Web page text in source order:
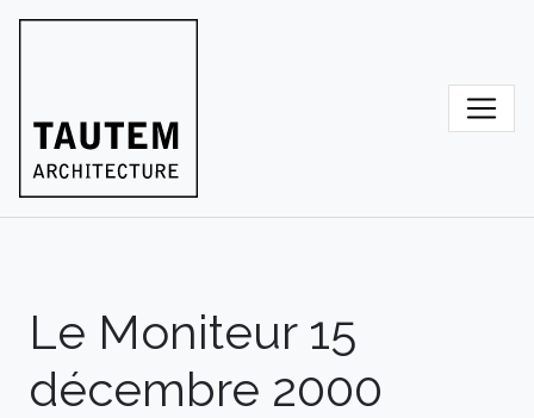
Skip
Le Moniteur 15
décembre 2000